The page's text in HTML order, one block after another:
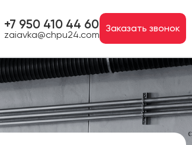
+7 950 410 44 60
zaiavka@chpu24.com
Заказать звонок